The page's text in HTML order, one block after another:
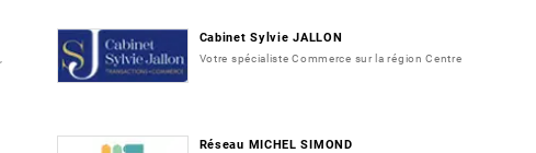
Cabinet Sylvie JALLON
Votre spécialiste Commerce sur la région Centre
Réseau MICHEL SIMOND